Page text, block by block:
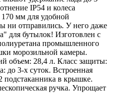
IP54 и колеса
мм для удобной
ни отправились. У него даже
для бутылок! Изготовлен с
промышленного
морозильной камеры.
объем: 28,4 л. Класс защиты:
до 3-х суток. Встроенная
подстаканника в крышке.
ручка. Упрощает